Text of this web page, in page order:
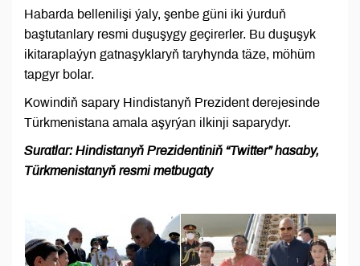
Habarda bellenilişi ýaly, şenbe güni iki ýurduň
baştutanlary resmi duşuşygy geçirerler. Bu duşuşyk
ikitaraplaýyn gatnaşyklaryň taryhynda täze, möhüm
tapgyr bolar.
Kowindiň sapary Hindistanyň Prezident derejesinde
Türkmenistana amala aşyrýan ilkinji saparydyr.
Suratlar: Hindistanyň Prezidentiniň “Twitter” hasaby,
Türkmenistanyň resmi metbugaty